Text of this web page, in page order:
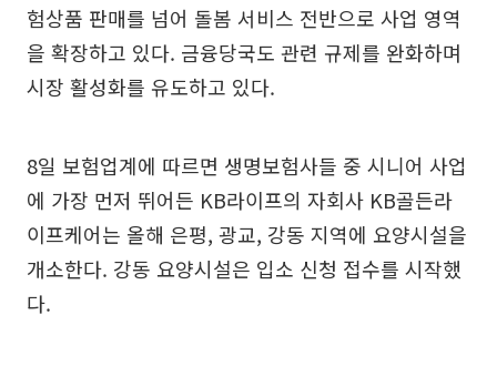
험상품 판매를 넘어 돌봄 서비스 전반으로 사업 영역
을 확장하고 있다. 금융당국도 관련 규제를 완화하며
시장 활성화를 유도하고 있다.
8일 보험업계에 따르면 생명보험사들 중 시니어 사업
에 가장 먼저 뛰어든 KB라이프의 자회사 KB골든라
이프케어는 올해 은평, 광교, 강동 지역에 요양시설을
개소한다. 강동 요양시설은 입소 신청 접수를 시작했
다.